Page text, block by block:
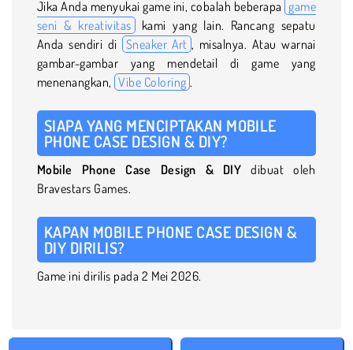
Jika Anda menyukai game ini, cobalah beberapa game
seni & kreativitas kami yang lain. Rancang sepatu
Anda sendiri di
Sneaker Art , misalnya. Atau warnai
gambar-gambar yang mendetail di game yang
menenangkan, Vibe Coloring .
SIAPA YANG MENCIPTAKAN MOBILE
PHONE CASE DESIGN & DIY?
Mobile Phone Case Design & DIY dibuat oleh
Bravestars Games.
KAPAN MOBILE PHONE CASE DESIGN &
DIY DIRILIS?
Game ini dirilis pada 2 Mei 2026.